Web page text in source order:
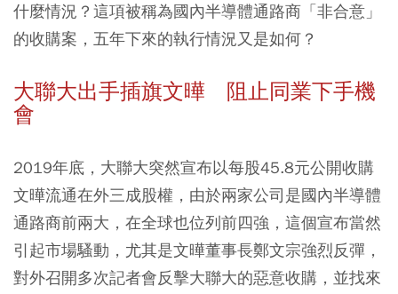
什麼情況？這項被稱為國內半導體通路商「非合意」
的收購案，五年下來的執行情況又是如何？
大聯大出手插旗文曄 阻止同業下手機
會
2019年底，大聯大突然宣布以每股45.8元公開收購
文曄流通在外三成股權，由於兩家公司是國內半導體
通路商前兩大，在全球也位列前四強，這個宣布當然
引起市場騷動，尤其是文曄董事長鄭文宗強烈反彈，
對外召開多次記者會反擊大聯大的惡意收購，並找來